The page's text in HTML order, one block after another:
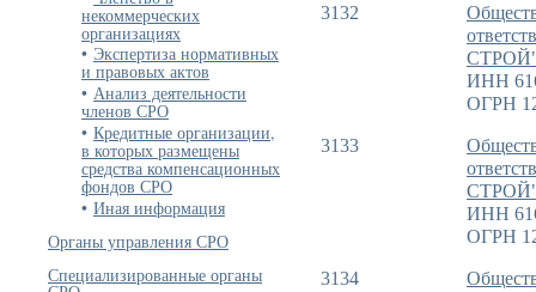
некоммерческих
организациях
Экспертиза нормативных
и правовых актов
Анализ деятельности
членов СРО
Кредитные организации,
в которых размещены
средства компенсационных
фондов СРО
Иная информация
Органы управления СРО
Специализированные органы
3132
ИНН
ОГРН
3133
ИНН
ОГРН
3134